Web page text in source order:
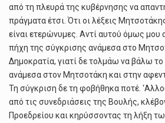
από τη πλευρά της κυβέρνησης να
πράγματα έτσι. Ότι οι λέξεις
είναι ετερώνυμες. Αντί αυτού όμως μου
πήχη της σύγκρισης ανάμεσα στο
Δημοκρατία, γιατί δε τολμάω να βάλω
ανάμεσα στον Μητσοτάκη και στην
Τη σύγκριση δε τη φοβήθηκα ποτέ.
από τις συνεδριάσεις της Βουλής,
Προεδρείου και κηρύσσοντας τη λήξη